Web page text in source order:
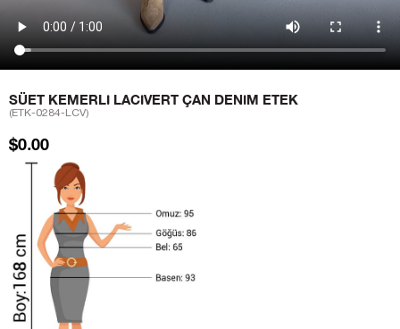
SÜET KEMERLI LACIVERT ÇAN DENIM ETEK
(ETK-0284-LCV)
$0.00